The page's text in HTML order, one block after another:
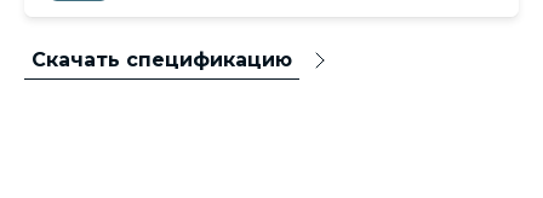
Скачать спецификацию